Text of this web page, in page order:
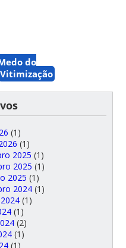
do
Vitimização
(1)
(1)
2025 (1)
2025 (1)
2025 (1)
2024(1)
(1)
(1)
(2)
(1)
(1)